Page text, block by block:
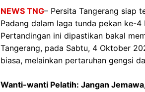
NEWS TNG– Persita Tangerang siap
Padang dalam laga tunda pekan ke-
Pertandingan ini dipastikan bakal
Tangerang, pada Sabtu, 4 Oktober
biasa, melainkan pertaruhan gengsi
Wanti-wanti Pelatih: Jangan